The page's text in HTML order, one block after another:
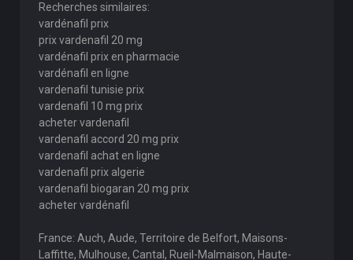
Recherches similaires:
vardénafil prix
prix vardenafil 20 mg
vardénafil prix en pharmacie
vardénafil en ligne
vardenafil tunisie prix
vardenafil 10 mg prix
acheter vardenafil
vardenafil accord 20 mg prix
vardenafil achat en ligne
vardenafil prix algerie
vardenafil biogaran 20 mg prix
acheter vardénafil
France: Auch, Aude, Territoire de Belfort, Maisons-
Laffitte, Mulhouse, Cantal, Rueil-Malmaison, Haute-